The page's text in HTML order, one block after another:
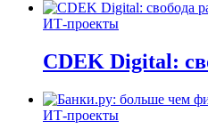
ИТ-проекты
CDEK Digital:
ИТ-проекты